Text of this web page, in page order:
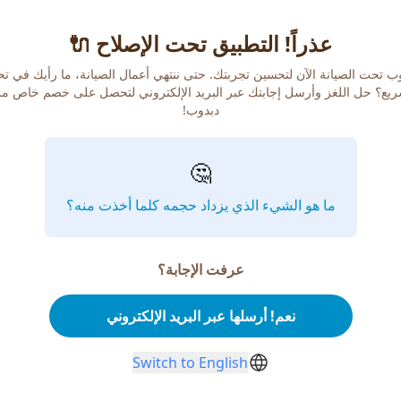
عذراً! التطبيق تحت الإصلاح 🔌
تحت الصيانة الآن لتحسين تجربتك. حتى ننتهي أعمال الصيانة، ما رأيك في
حل اللغز وأرسل إجابتك عبر البريد الإلكتروني لتحصل على خصم خاص
دبدوب!
🤔
ما هو الشيء الذي يزداد حجمه كلما أخذت منه؟
عرفت الإجابة؟
نعم! أرسلها عبر البريد الإلكتروني
Switch to English